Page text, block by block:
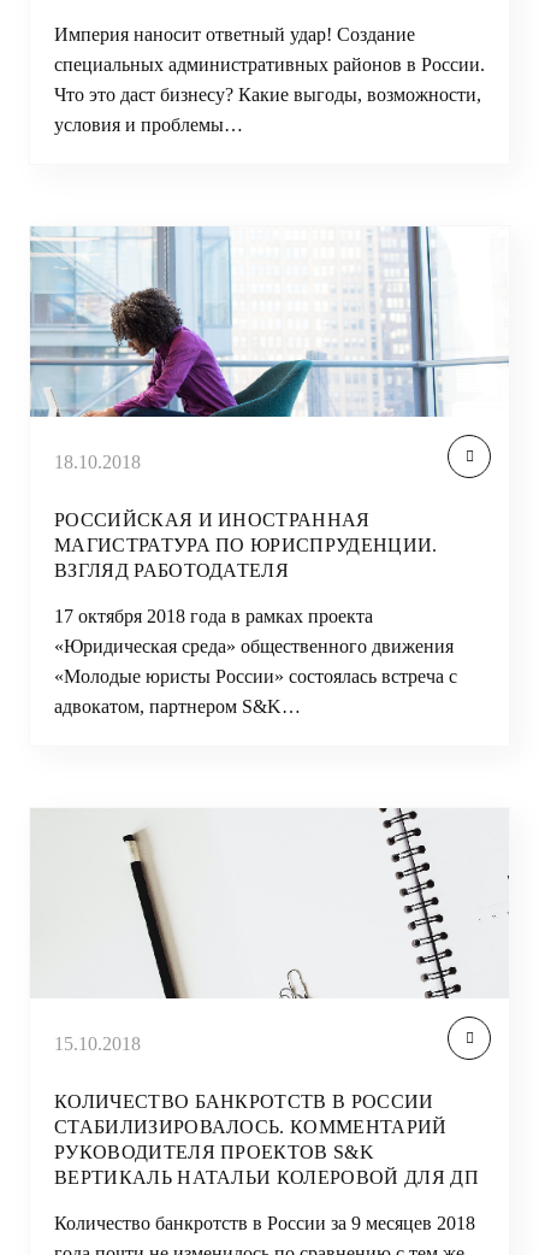
Империя наносит ответный удар! Создание
специальных административных районов в России.
Что это даст бизнесу? Какие выгоды, возможности,
условия и проблемы…
18.10.2018
РОССИЙСКАЯ И ИНОСТРАННАЯ
МАГИСТРАТУРА ПО ЮРИСПРУДЕНЦИИ.
ВЗГЛЯД РАБОТОДАТЕЛЯ
17 октября 2018 года в рамках проекта
«Юридическая среда» общественного движения
«Молодые юристы России» состоялась встреча с
адвокатом, партнером S&K…
15.10.2018
КОЛИЧЕСТВО БАНКРОТСТВ В РОССИИ
СТАБИЛИЗИРОВАЛОСЬ. КОММЕНТАРИЙ
РУКОВОДИТЕЛЯ ПРОЕКТОВ S&K
ВЕРТИКАЛЬ НАТАЛЬИ КОЛЕРОВОЙ ДЛЯ ДП
Количество банкротств в России за 9 месяцев 2018